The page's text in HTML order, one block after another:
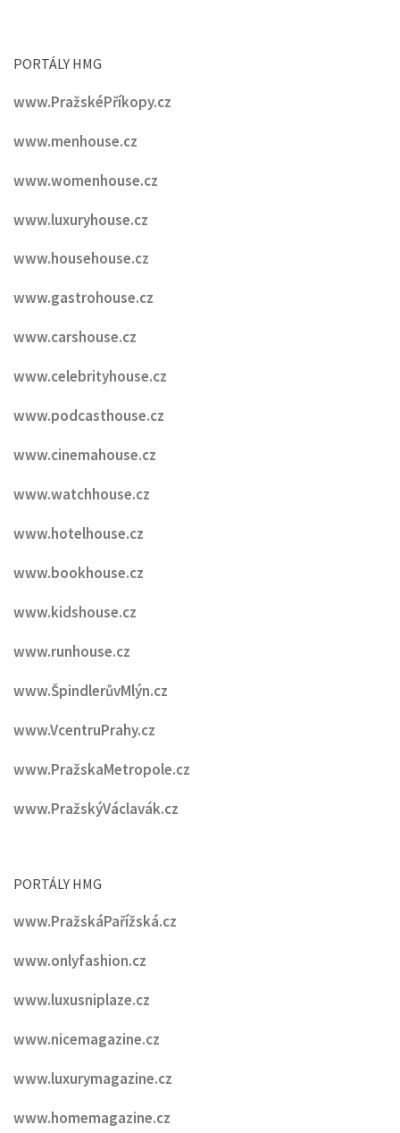
PORTÁLY HMG
www.PražskéPříkopy.cz
www.menhouse.cz
www.womenhouse.cz
www.luxuryhouse.cz
www.househouse.cz
www.gastrohouse.cz
www.carshouse.cz
www.celebrityhouse.cz
www.podcasthouse.cz
www.cinemahouse.cz
www.watchhouse.cz
www.hotelhouse.cz
www.bookhouse.cz
www.kidshouse.cz
www.runhouse.cz
www.ŠpindlerůvMlýn.cz
www.VcentruPrahy.cz
www.PražskaMetropole.cz
www.PražskýVáclavák.cz
PORTÁLY HMG
www.PražskáPařížská.cz
www.onlyfashion.cz
www.luxusniplaze.cz
www.nicemagazine.cz
www.luxurymagazine.cz
www.homemagazine.cz